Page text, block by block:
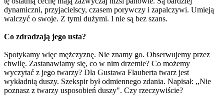
dynamiczni, przyjacielscy, czasem porywczy i zapalczywi. Umieją
walczyć o swoje. Z tymi dużymi. I nie są bez szans.
Co zdradzają jego usta?
Spotykamy więc mężczyznę. Nie znamy go. Obserwujemy przez
chwilę. Zastanawiamy się, co w nim drzemie? Co możemy
wyczytać z jego twarzy? Dla Gustawa Flauberta twarz jest
wykładnią duszy. Szekspir był odmiennego zdania. Napisał: ,,Nie
poznasz z twarzy usposobień duszy". Czy rzeczywiście?